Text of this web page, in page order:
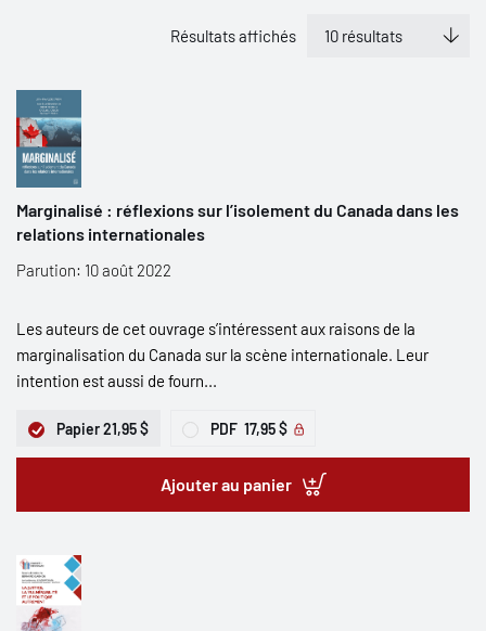
Résultats affichés
Marginalisé : réflexions sur l’isolement du Canada dans les
relations internationales
Parution: 10 août 2022
Les auteurs de cet ouvrage s’intéressent aux raisons de la
marginalisation du Canada sur la scène internationale. Leur
intention est aussi de fourn...
Papier21,95 $ PDF 17,95 $
Ajouter au panier